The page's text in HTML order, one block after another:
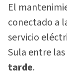
El
conectado a
servicio
Sula entre las
tarde.